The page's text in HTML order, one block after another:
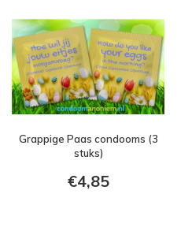
Grappige Paas condooms (3
stuks)
€4,85